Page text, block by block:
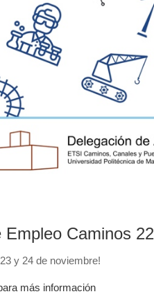
Empleo Caminos 22
y 24 de noviembre!
más información